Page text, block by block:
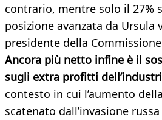
contrario, mentre solo il 27%
posizione avanzata da Ursula
presidente della
Ancora più netto infine è il
sugli extra profitti
contesto in cui l’aumento
scatenato dall’invasione